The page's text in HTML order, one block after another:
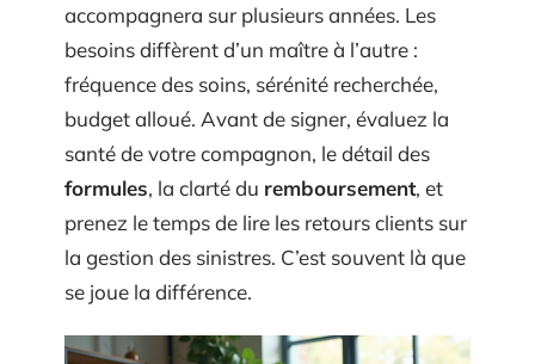
accompagnera sur plusieurs années. Les
besoins diffèrent d’un maître à l’autre :
fréquence des soins, sérénité recherchée,
budget alloué. Avant de signer, évaluez la
santé de votre compagnon, le détail des
formules, la clarté du remboursement, et
prenez le temps de lire les retours clients sur
la gestion des sinistres. C’est souvent là que
se joue la différence.